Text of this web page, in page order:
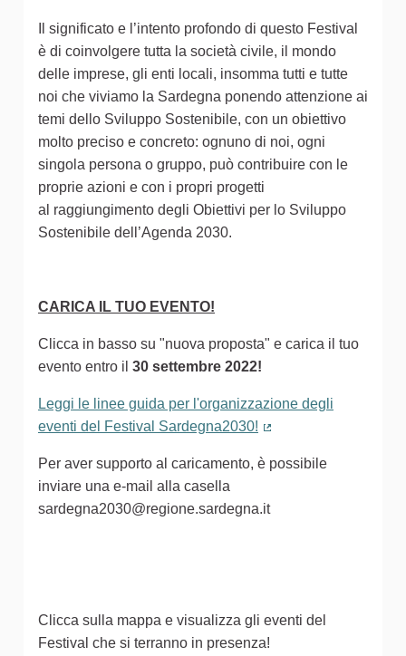
Il significato e l’intento profondo di questo Festival
è di coinvolgere tutta la società civile, il mondo
delle imprese, gli enti locali, insomma tutti e tutte
noi che viviamo la Sardegna ponendo attenzione ai
temi dello Sviluppo Sostenibile, con un obiettivo
molto preciso e concreto: ognuno di noi, ogni
singola persona o gruppo, può contribuire con le
proprie azioni e con i propri progetti
al raggiungimento degli Obiettivi per lo Sviluppo
Sostenibile dell’Agenda 2030.
CARICA IL TUO EVENTO!
Clicca in basso su "nuova proposta" e carica il tuo
evento entro il 30 settembre 2022!
Leggi le linee guida per l'organizzazione degli
eventi del Festival Sardegna2030!
Per aver supporto al caricamento, è possibile
inviare una e-mail alla casella
sardegna2030@regione.sardegna.it
Clicca sulla mappa e visualizza gli eventi del
Festival che si terranno in presenza!